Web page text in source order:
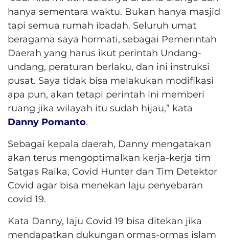
hanya sementara waktu. Bukan hanya masjid
tapi semua rumah ibadah. Seluruh umat
beragama saya hormati, sebagai Pemerintah
Daerah yang harus ikut perintah Undang-
undang, peraturan berlaku, dan ini instruksi
pusat. Saya tidak bisa melakukan modifikasi
apa pun, akan tetapi perintah ini memberi
ruang jika wilayah itu sudah hijau,” kata
Danny Pomanto.
Sebagai kepala daerah, Danny mengatakan
akan terus mengoptimalkan kerja-kerja tim
Satgas Raika, Covid Hunter dan Tim Detektor
Covid agar bisa menekan laju penyebaran
covid 19.
Kata Danny, laju Covid 19 bisa ditekan jika
mendapatkan dukungan ormas-ormas islam